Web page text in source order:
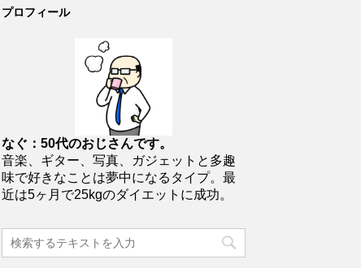
プロフィール
なぐ：50代のおじさんです。
音楽、ギター、写真、ガジェットと多趣
味で好きなことは夢中になるタイプ。最
近は5ヶ月で25kgのダイエットに成功。